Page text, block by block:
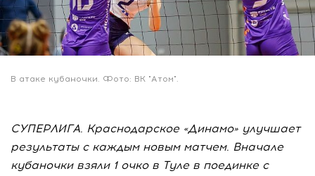
В атаке кубаночки. Фото: ВК "Атом".
СУПЕРЛИГА. Краснодарское «Динамо» улучшает
результаты с каждым новым матчем. Вначале
кубаночки взяли 1 очко в Туле в поединке с